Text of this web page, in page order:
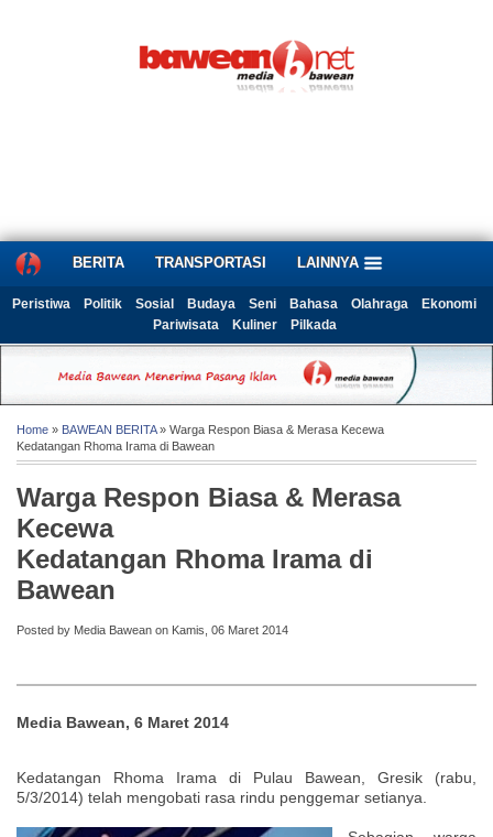
BERITA TRANSPORTASI LAINNYA
Peristiwa Politik Sosial Budaya Seni Bahasa Olahraga
Ekonomi
Pariwisata
Kuliner Pilkada
Home » BAWEAN BERITA» Warga Respon Biasa & Merasa Kecewa
Kedatangan Rhoma Irama di Bawean
Warga Respon Biasa & Merasa
Kecewa
Kedatangan Rhoma Irama di
Bawean
Posted by Media Bawean on Kamis, 06 Maret 2014
Media Bawean, 6 Maret 2014
Kedatangan Rhoma Irama di Pulau Bawean, Gresik (rabu,
5/3/2014) telah mengobati rasa rindu penggemar setianya.